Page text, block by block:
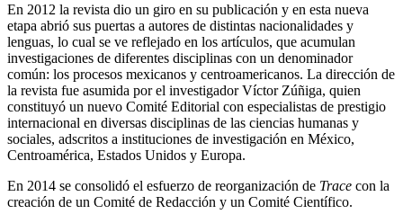
En 2012 la revista dio un giro en su publicación y en esta nueva
etapa abrió sus puertas a autores de distintas nacionalidades y
lenguas, lo cual se ve reflejado en los artículos, que acumulan
investigaciones de diferentes disciplinas con un denominador
común: los procesos mexicanos y centroamericanos. La dirección de
la revista fue asumida por el investigador Víctor Zúñiga, quien
constituyó un nuevo Comité Editorial con especialistas de prestigio
internacional en diversas disciplinas de las ciencias humanas y
sociales, adscritos a instituciones de investigación en México,
Centroamérica, Estados Unidos y Europa.
En 2014 se consolidó el esfuerzo de reorganización de Trace con la
creación de un Comité de Redacción y un Comité Científico.